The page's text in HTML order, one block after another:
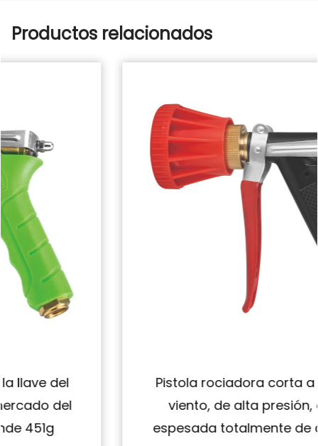
Productos relacionados
Pistola rociadora corta a prueba de
viento, de alta presión, agrícola,
espesada totalmente de cobre, 431g